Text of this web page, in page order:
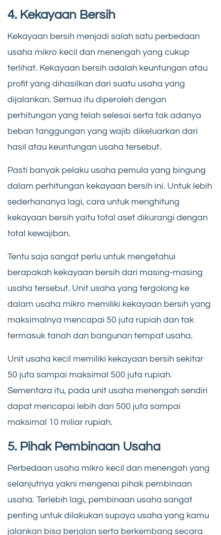
4. Kekayaan Bersih
Kekayaan bersih menjadi salah satu perbedaan
usaha mikro kecil dan menengah yang cukup
terlihat. Kekayaan bersih adalah keuntungan atau
profit yang dihasilkan dari suatu usaha yang
dijalankan. Semua itu diperoleh dengan
perhitungan yang telah selesai serta tak adanya
beban tanggungan yang wajib dikeluarkan dari
hasil atau keuntungan usaha tersebut.
Pasti banyak pelaku usaha pemula yang bingung
dalam perhitungan kekayaan bersih ini. Untuk lebih
sederhananya lagi, cara untuk menghitung
kekayaan bersih yaitu total aset dikurangi dengan
total kewajiban.
Tentu saja sangat perlu untuk mengetahui
berapakah kekayaan bersih dari masing-masing
usaha tersebut. Unit usaha yang tergolong ke
dalam usaha mikro memiliki kekayaan bersih yang
maksimalnya mencapai 50 juta rupiah dan tak
termasuk tanah dan bangunan tempat usaha.
Unit usaha kecil memiliki kekayaan bersih sekitar
50 juta sampai maksimal 500 juta rupiah.
Sementara itu, pada unit usaha menengah sendiri
dapat mencapai lebih dari 500 juta sampai
maksimal 10 miliar rupiah.
5. Pihak Pembinaan Usaha
Perbedaan usaha mikro kecil dan menengah yang
selanjutnya yakni mengenai pihak pembinaan
usaha. Terlebih lagi, pembinaan usaha sangat
penting untuk dilakukan supaya usaha yang kamu
jalankan bisa berjalan serta berkembang secara